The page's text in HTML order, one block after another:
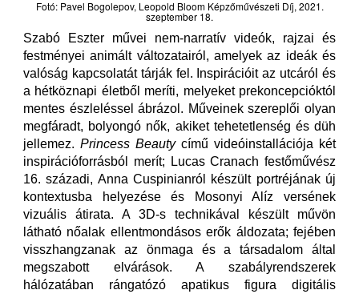
Fotó: Pavel Bogolepov, Leopold Bloom Képzőművészeti Díj, 2021.
szeptember 18.
Szabó Eszter művei nem-narratív videók, rajzai és
festményei animált változatairól, amelyek az ideák és
valóság kapcsolatát tárják fel. Inspirációit az utcáról és
a hétköznapi életből meríti, melyeket prekoncepcióktól
mentes észleléssel ábrázol. Műveinek szereplői olyan
megfáradt, bolyongó nők, akiket tehetetlenség és düh
jellemez. Princess Beautycímű videóinstallációja két
inspirációforrásból merít; Lucas Cranach festőművész
16. századi, Anna Cuspinianról készült portréjának új
kontextusba helyezése és Mosonyi Alíz versének
vizuális átirata. A 3D-s technikával készült művön
látható nőalak ellentmondásos erők áldozata; fejében
visszhangzanak az önmaga és a társadalom által
megszabott elvárások. A szabályrendszerek
hálózatában rángatózó apatikus figura digitális